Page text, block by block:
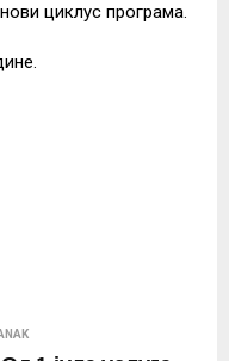
циклус програма.